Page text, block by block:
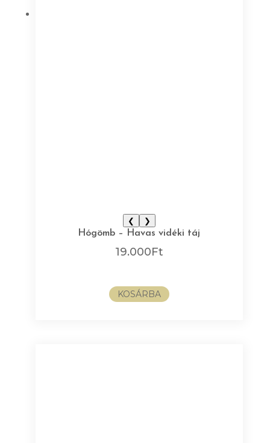
❮
❯
Hógömb – Havas vidéki táj
19.000Ft
KOSÁRBA